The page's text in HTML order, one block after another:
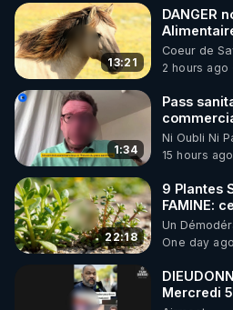
▶ 30 jours gratuit sur
de bien-être ENVOL :
Rendez-vous sur https://
le code : REGENERE
13:21
DANGER
Coeur de
2 hours ago
1:34
Pass
France
Ni Oubli Ni
15 hours ago
22:18
9 Plantes
FAMINE:
Un
One day ago
Mercredi